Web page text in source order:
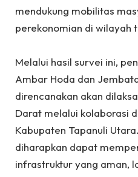
mendukung mobilitas
perekonomian di wilayah
Melalui hasil survei ini,
Ambar Hoda dan
direncanakan akan
Darat melalui kolaborasi
Kabupaten Tapanuli
diharapkan dapat
infrastruktur yang aman,